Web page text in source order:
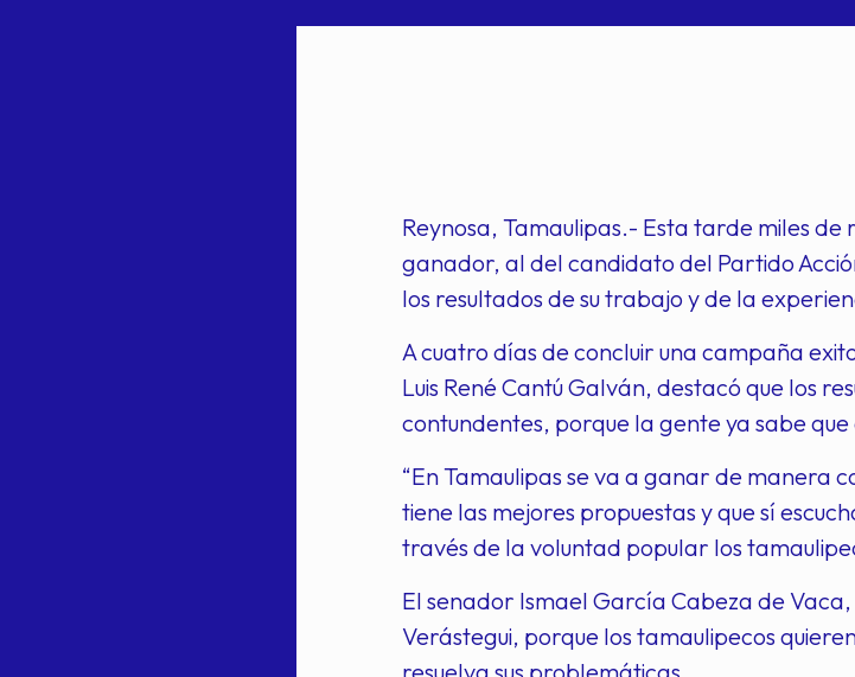
Reynosa, Tamaulipas.- Esta tarde miles
ganador, al del candidato del Partido
los resultados de su trabajo y de la
A cuatro días de concluir una campaña
Luis René Cantú Galván, destacó que los
contundentes, porque la gente ya sabe que
“En Tamaulipas se va a ganar de manera
tiene las mejores propuestas y que sí
través de la voluntad popular los
El senador Ismael García Cabeza de
Verástegui, porque los tamaulipecos